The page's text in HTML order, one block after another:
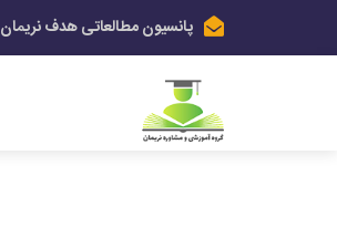
پانسیون مطالعاتی هدف نریمان